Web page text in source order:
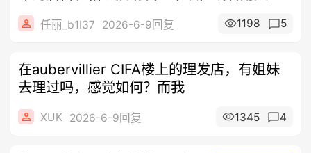
任丽_b1I37 2026-6-9回复 1198 5
在aubervillier CIFA楼上的理发店，有姐妹
去理过吗，感觉如何？而我
XUK 2026-6-9回复 1345 4